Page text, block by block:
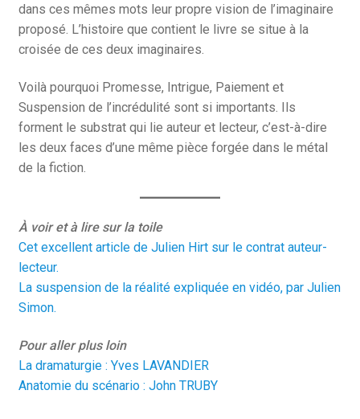
dans ces mêmes mots leur propre vision de l’imaginaire
proposé. L’histoire que contient le livre se situe à la
croisée de ces deux imaginaires.
Voilà pourquoi Promesse, Intrigue, Paiement et
Suspension de l’incrédulité sont si importants. Ils
forment le substrat qui lie auteur et lecteur, c’est-à-dire
les deux faces d’une même pièce forgée dans le métal
de la fiction.
À voir et à lire sur la toile
Cet excellent article de Julien Hirt sur le contrat auteur-
lecteur.
La suspension de la réalité expliquée en vidéo, par Julien
Simon.
Pour aller plus loin
La dramaturgie : Yves LAVANDIER
Anatomie du scénario : John TRUBY